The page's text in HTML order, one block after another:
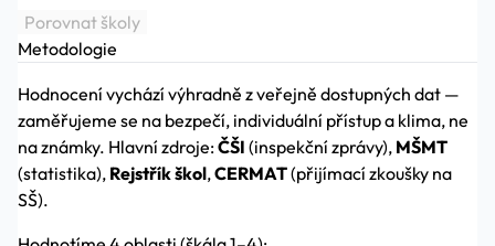
Porovnat školy
Metodologie
Hodnocení vychází výhradně z veřejně dostupných dat —
zaměřujeme se na bezpečí, individuální přístup a klima, ne
na známky. Hlavní zdroje:ČŠI (inspekční zprávy), MŠMT
(statistika), Rejstřík škol,CERMAT(přijímací zkoušky na
SŠ).